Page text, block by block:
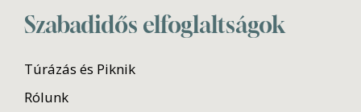
Szabadidős elfoglaltságok
Túrázás és Piknik
Rólunk